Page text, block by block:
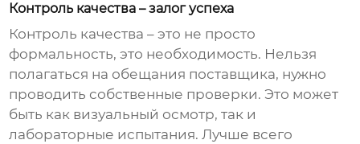
Контроль качества – залог успеха
Контроль качества – это не просто
формальность, это необходимость. Нельзя
полагаться на обещания поставщика, нужно
проводить собственные проверки. Это может
быть как визуальный осмотр, так и
лабораторные испытания. Лучше всего